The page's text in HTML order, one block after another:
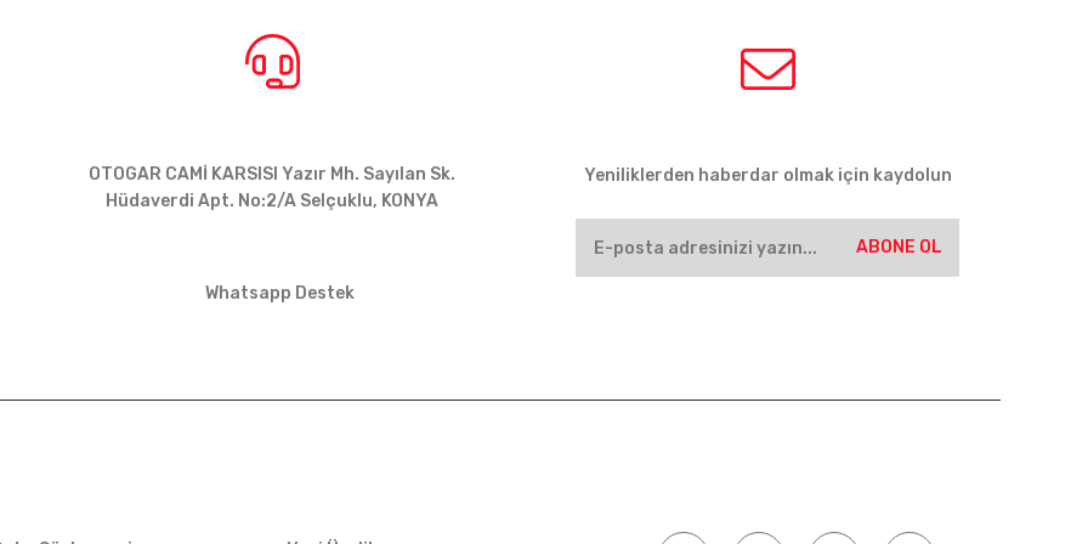
OTOGAR CAMİ KARSISI Yazır Mh. Sayılan Sk.
Hüdaverdi Apt. No:2/A Selçuklu, KONYA
Whatsapp Destek
Yeniliklerden haberdar olmak için kaydolun
ABONE OL